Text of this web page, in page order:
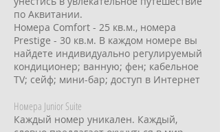
по Аквитании.
Номера Comfort - 25 кв.м., номера
Prestige - 30 кв.м. В каждом номере вы
найдете индивидуально регулируемый
кондиционер; ванную; фен; кабельное
TV; сейф; мини-бар; доступ в Интернет
Номера Junior Suite
Каждый номер уникален. Каждый,